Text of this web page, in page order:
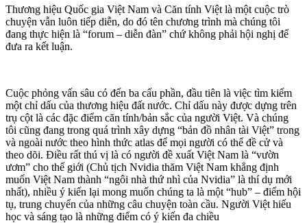
Thương hiệu Quốc gia Việt Nam và Căn tính Việt là một cuộc trò
chuyện vẫn luôn tiếp diễn, do đó tên chương trình mà chúng tôi
đang thực hiện là “forum – diễn đàn” chứ không phải hội nghị để
đưa ra kết luận.
Cuộc phỏng vấn sâu có đến ba cấu phần, đầu tiên là việc tìm kiếm
một chỉ dấu của thương hiệu đất nước. Chỉ dấu này được dựng trên
trụ cột là các đặc điểm căn tính/bản sắc của người Việt. Và chúng
tôi cũng đang trong quá trình xây dựng “bản đồ nhân tài Việt” trong
và ngoài nước theo hình thức atlas để mọi người có thể đề cử và
theo dõi. Điều rất thú vị là có người đề xuất Việt Nam là “vườn
ươm” cho thế giới (Chủ tịch Nvidia thăm Việt Nam khẳng định
muốn Việt Nam thành “ngôi nhà thứ nhì của Nvidia” là thí dụ mới
nhất), nhiều ý kiến lại mong muốn chúng ta là một “hub” – điểm hội
tụ, trung chuyển của những câu chuyện toàn cầu. Người Việt hiếu
học và sáng tạo là những điểm có ý kiến đa chiều